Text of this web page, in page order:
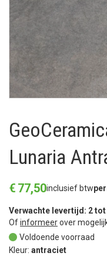
Lunaria
€ 77,50inclusief btw
Verwachte levertijd: 2
Ofinformeerover
Voldoende voorraad
Kleur: antraciet